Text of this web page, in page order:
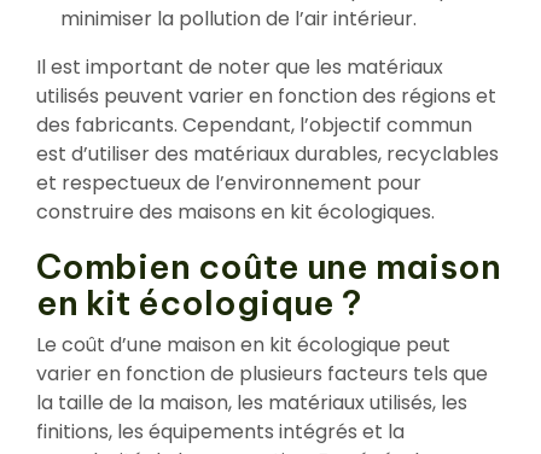
minimiser la pollution de l’air intérieur.
Il est important de noter que les matériaux
utilisés peuvent varier en fonction des régions et
des fabricants. Cependant, l’objectif commun
est d’utiliser des matériaux durables, recyclables
et respectueux de l’environnement pour
construire des maisons en kit écologiques.
Combien coûte une maison
en kit écologique ?
Le coût d’une maison en kit écologique peut
varier en fonction de plusieurs facteurs tels que
la taille de la maison, les matériaux utilisés, les
finitions, les équipements intégrés et la